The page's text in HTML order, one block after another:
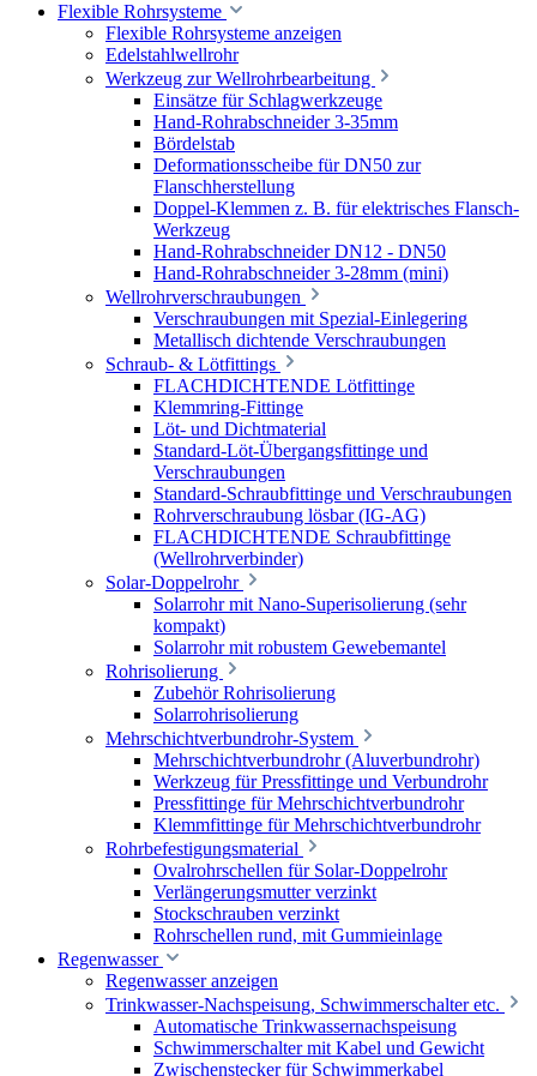
Flexible Rohrsysteme
Flexible Rohrsysteme anzeigen
Edelstahlwellrohr
Werkzeug zur Wellrohrbearbeitung
Einsätze für Schlagwerkzeuge
Hand-Rohrabschneider 3-35mm
Bördelstab
Deformationsscheibe für DN50 zur
Flanschherstellung
Doppel-Klemmen z. B. für elektrisches Flansch-
Werkzeug
Hand-Rohrabschneider DN12 - DN50
Hand-Rohrabschneider 3-28mm (mini)
Wellrohrverschraubungen
Verschraubungen mit Spezial-Einlegering
Metallisch dichtende Verschraubungen
Schraub- & Lötfittings
FLACHDICHTENDE Lötfittinge
Klemmring-Fittinge
Löt- und Dichtmaterial
Standard-Löt-Übergangsfittinge und
Verschraubungen
Standard-Schraubfittinge und Verschraubungen
Rohrverschraubung lösbar (IG-AG)
FLACHDICHTENDE Schraubfittinge
(Wellrohrverbinder)
Solar-Doppelrohr
Solarrohr mit Nano-Superisolierung (sehr
kompakt)
Solarrohr mit robustem Gewebemantel
Rohrisolierung
Zubehör Rohrisolierung
Solarrohrisolierung
Mehrschichtverbundrohr-System
Mehrschichtverbundrohr (Aluverbundrohr)
Werkzeug für Pressfittinge und Verbundrohr
Pressfittinge für Mehrschichtverbundrohr
Klemmfittinge für Mehrschichtverbundrohr
Rohrbefestigungsmaterial
Ovalrohrschellen für Solar-Doppelrohr
Verlängerungsmutter verzinkt
Stockschrauben verzinkt
Rohrschellen rund, mit Gummieinlage
Regenwasser
Regenwasser anzeigen
Trinkwasser-Nachspeisung, Schwimmerschalter etc.
Automatische Trinkwassernachspeisung
Schwimmerschalter mit Kabel und Gewicht
Zwischenstecker für Schwimmerkabel